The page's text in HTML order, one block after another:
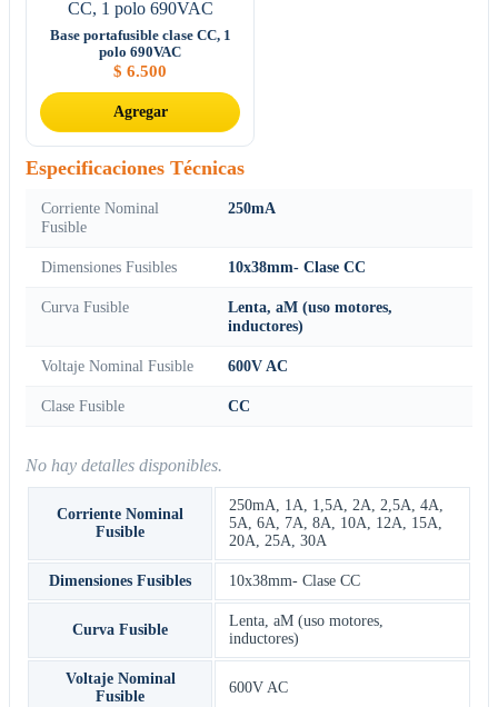
Base portafusible clase CC, 1
polo 690VAC
$ 6.500
Agregar
Especificaciones Técnicas
Corriente Nominal
Fusible
250mA
Dimensiones Fusibles 10x38mm- Clase CC
Curva Fusible
Lenta, aM (uso motores,
inductores)
Voltaje Nominal Fusible 600V AC
Clase Fusible CC
No hay detalles disponibles.
Corriente Nominal
Fusible
250mA, 1A, 1,5A, 2A, 2,5A, 4A,
5A, 6A, 7A, 8A, 10A, 12A, 15A,
20A, 25A, 30A
Dimensiones Fusibles 10x38mm- Clase CC
Curva Fusible
Lenta, aM (uso motores,
inductores)
Voltaje Nominal
Fusible
600V AC